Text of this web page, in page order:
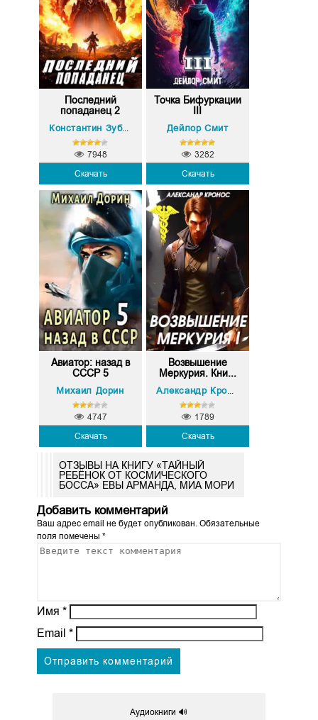
Последний
попаданец 2
Константин Зубов
Скачать
7948
Точка Бифуркации
Дейлор Смит
Скачать
3282
Авиатор: назад в
СССР 5
Михаил Дорин
Скачать
4747
Возвышение
Меркурия. Кни...
Александр Кронос
Скачать
1789
ОТЗЫВЫ НА КНИГУ «ТАЙНЫЙ
РЕБЁНОК ОТ КОСМИЧЕСКОГО
БОССА» ЕВЫ АРМАНДА, МИА МОРИ
Добавить комментарий
Ваш адрес email не будет опубликован.Обязательные
поля помечены *
Имя *
Email *
Аудиокниги 🔊